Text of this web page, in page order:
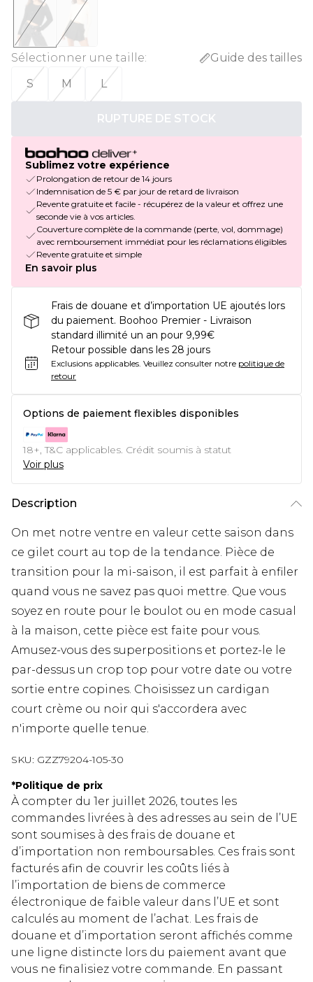
Sélectionner une taille:
Guide des tailles
S
M L
RUPTURE DE STOCK
Sublimez votre expérience
Prolongation de retour de 14 jours
Indemnisation de 5 € par jour de retard de livraison
Revente gratuite et facile - récupérez de la valeur et offrez une
seconde vie à vos articles.
Couverture complète de la commande (perte, vol, dommage)
avec remboursement immédiat pour les réclamations éligibles
Revente gratuite et simple
En savoir plus
Frais de douane et d’importation UE ajoutés lors
du paiement. Boohoo Premier - Livraison
standard illimité un an pour 9,99€
Retour possible dans les 28 jours
Exclusions applicables. Veuillez consulter notre politique de
retour
Options de paiement flexibles disponibles
18+, T&C applicables. Crédit soumis à statut
Voir plus
Description
On met notre ventre en valeur cette saison dans
ce gilet court au top de la tendance. Pièce de
transition pour la mi-saison, il est parfait à enfiler
quand vous ne savez pas quoi mettre. Que vous
soyez en route pour le boulot ou en mode casual
à la maison, cette pièce est faite pour vous.
Amusez-vous des superpositions et portez-le le
par-dessus un crop top pour votre date ou votre
sortie entre copines. Choisissez un cardigan
court crème ou noir qui s'accordera avec
n'importe quelle tenue.
SKU: GZZ79204-105-30
*Politique de prix
À compter du 1er juillet 2026, toutes les
commandes livrées à des adresses au sein de l’UE
sont soumises à des frais de douane et
d’importation non remboursables. Ces frais sont
facturés afin de couvrir les coûts liés à
l’importation de biens de commerce
électronique de faible valeur dans l’UE et sont
calculés au moment de l’achat. Les frais de
douane et d’importation seront affichés comme
une ligne distincte lors du paiement avant que
vous ne finalisiez votre commande. En passant